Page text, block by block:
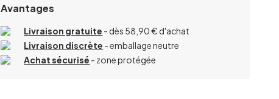
Avantages
Livraison gratuite - dès 58,90 € d'achat
Livraison discrète - emballage neutre
Achat sécurisé - zone protégée